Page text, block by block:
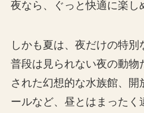
夜なら、ぐっと快適に楽し
しかも夏は、夜だけの特別
普段は見られない夜の動物
された幻想的な水族館、
ールなど、昼とはまったく